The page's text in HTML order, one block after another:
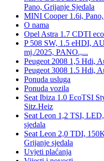
Pano, Grijanje Sjedala
MINI Cooper 1.6i,
O nama
Opel Astra 1.7 CDTI
P 508 SW, 1.5 eHDI,
mj./2025, PANO.,...
Peugeot 2008 1,5 Hdi,
Peugeot 3008 1.5 Hdi,
Ponuda usluga
Ponuda vozila
Seat Ibiza 1.0 EcoTSI
Sitz.Heiz
Seat Leon 1,2 TSI,
sjedala
Seat Leon 2,0 TDI,
Grijanje sjedala
Uvjeti plaćanja